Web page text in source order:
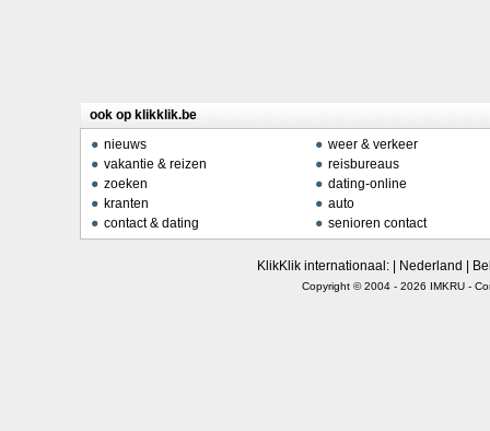
ook op klikklik.be
nieuws
weer & verkeer
vakantie & reizen
reisbureaus
zoeken
dating-online
kranten
auto
contact & dating
senioren contact
KlikKlik internationaal: | Nederland
Copyright © 2004 - 2026 IMKRU-